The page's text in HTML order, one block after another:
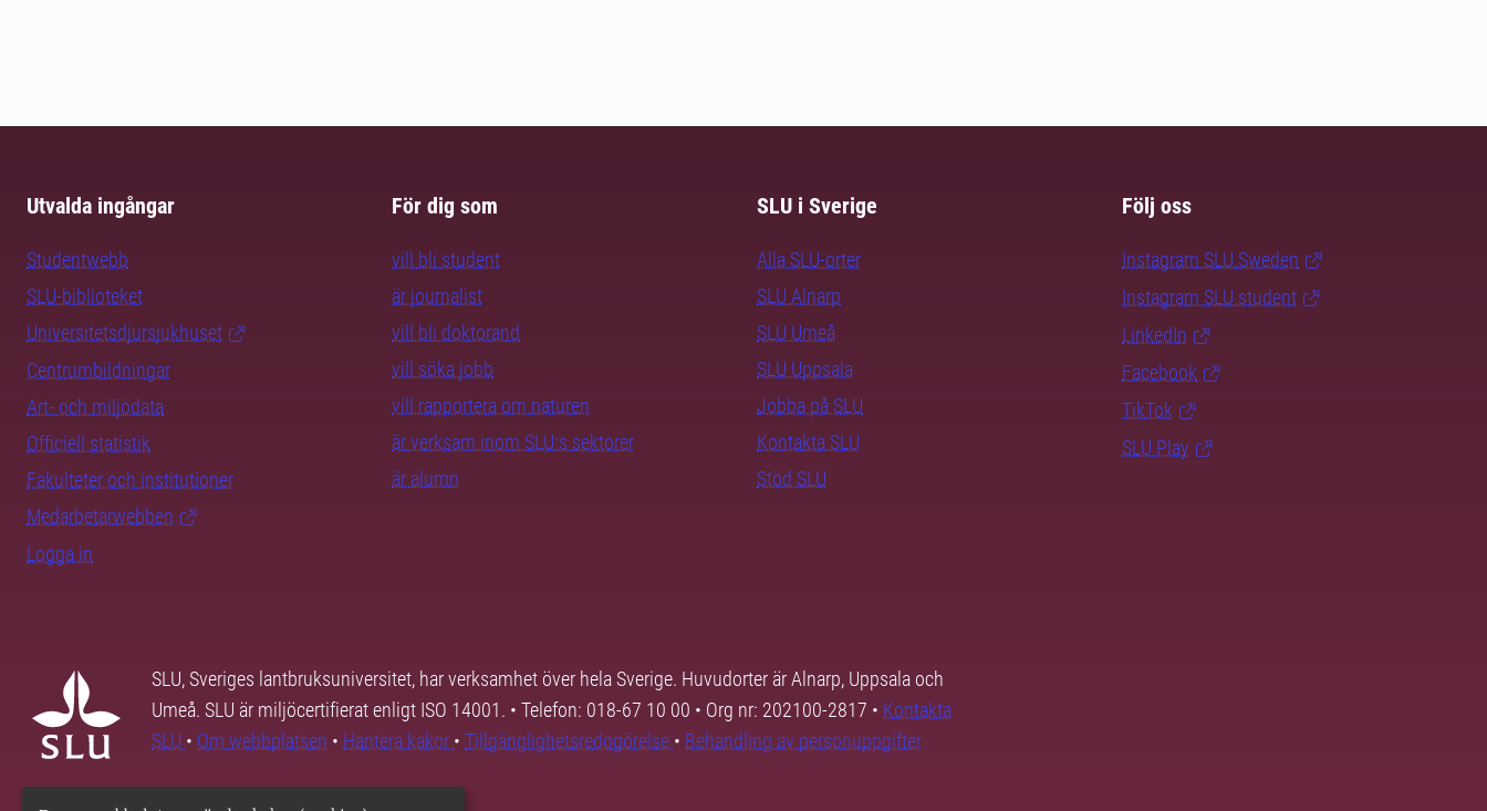
Utvalda ingångar
Studentwebb
SLU-biblioteket
Universitetsdjursjukhuset
Centrumbildningar
Art- och miljödata
Officiell statistik
Fakulteter och institutioner
Medarbetarwebben
Logga in
För dig som
vill bli student
är journalist
vill bli doktorand
vill söka jobb
vill rapportera om naturen
är verksam inom SLU:s sektorer
är alumn
SLU i Sverige
Alla SLU-orter
SLU Alnarp
SLU Umeå
SLU Uppsala
Jobba på SLU
Kontakta SLU
Stöd SLU
Följ oss
Instagram SLU.Sweden
Instagram SLU.student
LinkedIn
Facebook
TikTok
SLU Play
SLU, Sveriges lantbruksuniversitet, har verksamhet över hela Sverige. Huvudorter är Alnarp, Uppsala och
Umeå. SLU är miljöcertifierat enligt ISO 14001. • Telefon: 018-67 10 00 • Org nr: 202100-2817 • Kontakta
SLU • Om webbplatsen • Hantera kakor • Tillgänglighetsredogörelse • Behandling av personuppgifter